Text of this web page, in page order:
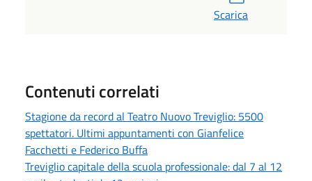
Scarica
Contenuti correlati
Stagione da record al Teatro Nuovo Treviglio: 5500
spettatori. Ultimi appuntamenti con Gianfelice
Facchetti e Federico Buffa
Treviglio capitale della scuola professionale: dal 7 al 12